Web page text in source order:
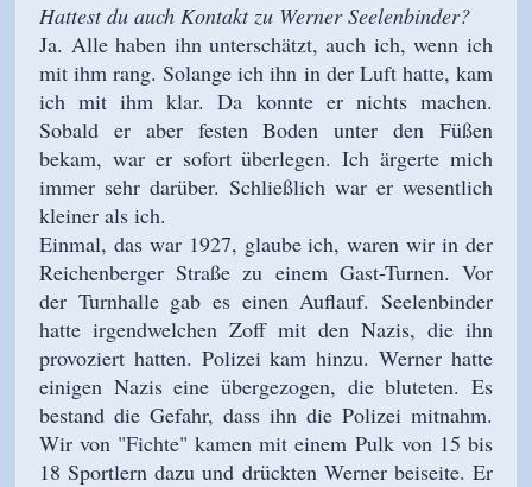
Hattest du auch Kontakt zu Werner Seelenbinder?
Ja. Alle haben ihn unterschätzt, auch ich, wenn ich
mit ihm rang. Solange ich ihn in der Luft hatte, kam
ich mit ihm klar. Da konnte er nichts machen.
Sobald er aber festen Boden unter den Füßen
bekam, war er sofort überlegen. Ich ärgerte mich
immer sehr darüber. Schließlich war er wesentlich
kleiner als ich.
Einmal, das war 1927, glaube ich, waren wir in der
Reichenberger Straße zu einem Gast-Turnen. Vor
der Turnhalle gab es einen Auflauf. Seelenbinder
hatte irgendwelchen Zoff mit den Nazis, die ihn
provoziert hatten. Polizei kam hinzu. Werner hatte
einigen Nazis eine übergezogen, die bluteten. Es
bestand die Gefahr, dass ihn die Polizei mitnahm.
Wir von "Fichte" kamen mit einem Pulk von 15 bis
18 Sportlern dazu und drückten Werner beiseite. Er